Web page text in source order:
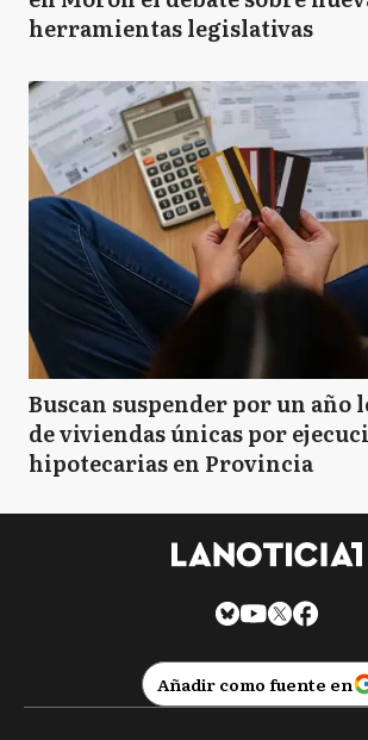
herramientas legislativas
Buscan suspender por un año
de viviendas únicas por
hipotecarias en Provincia
Añadir como fuente en